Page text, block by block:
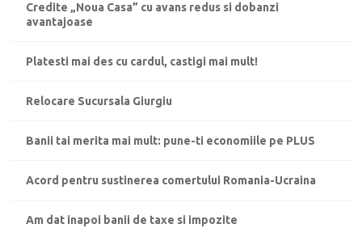
Credite „Noua Casa” cu avans redus si dobanzi
avantajoase
Platesti mai des cu cardul, castigi mai mult!
Relocare Sucursala Giurgiu
Banii tai merita mai mult: pune-ti economiile pe PLUS
Acord pentru sustinerea comertului Romania-Ucraina
Am dat inapoi banii de taxe si impozite